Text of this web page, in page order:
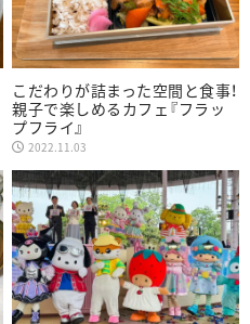
こだわりが詰まった空間と食事！
親子で楽しめるカフェ『フラッ
プフライ』
2022.11.03